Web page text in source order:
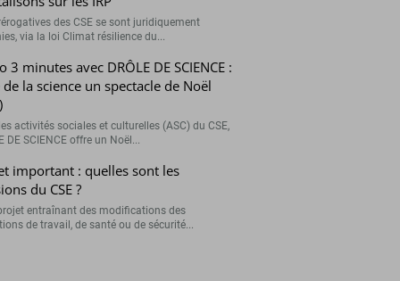
des CSE se sont juridiquement
via la loi Climat résilience du...
3 minutes avec DRÔLE DE SCIENCE :
la science un spectacle de Noël
activités sociales et culturelles (ASC) du CSE,
DE SCIENCE offre un Noël...
important : quelles sont les
du CSE ?
entraînant des modifications des
de travail, de santé ou de sécurité...